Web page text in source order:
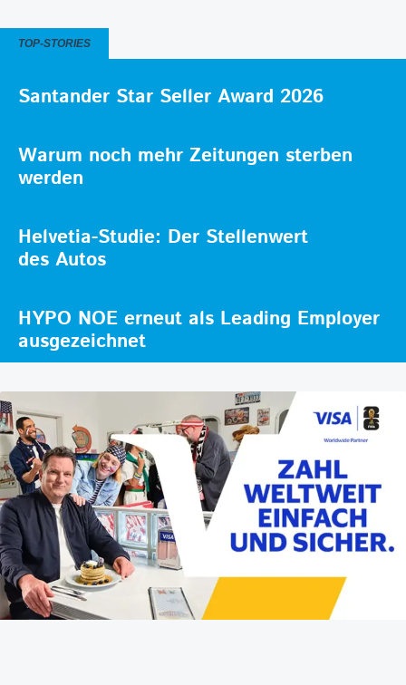
TOP-STORIES
Santander Star Seller Award 2026
Warum noch mehr Zeitungen sterben
werden
Helvetia-Studie: Der Stellenwert
des Autos
HYPO NOE erneut als Leading Employer
ausgezeichnet